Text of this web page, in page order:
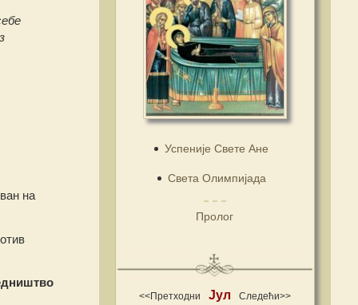
на
Успеније Свете Ане
Света Олимпијада
Пролог
<<Претходни Јул Следећи>>